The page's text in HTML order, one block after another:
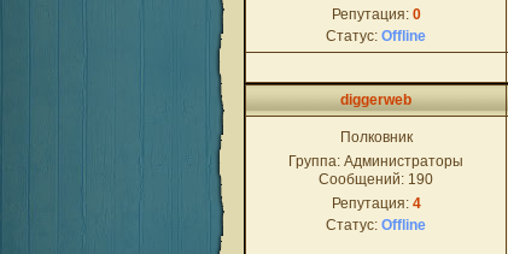
Репутация: 0
Статус: Offline
diggerweb
Полковник
Группа: Администраторы
Сообщений: 190
Репутация: 4
Статус: Offline